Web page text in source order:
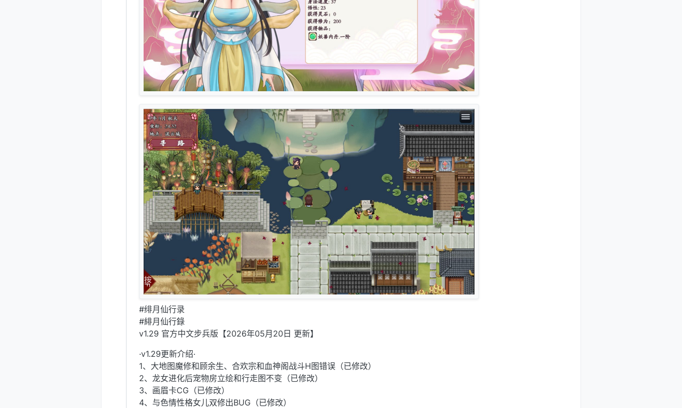
#绯月仙行录
#緋月仙行錄
v1.29 官方中文步兵版【2026年05月20日 更新】
·v1.29更新介绍·
1、大地图魔修和顾余生、合欢宗和血神阁战斗H图错误（已修改）
2、龙女进化后宠物房立绘和行走图不变（已修改）
3、画眉卡CG（已修改）
4、与色情性格女儿双修出BUG（已修改）